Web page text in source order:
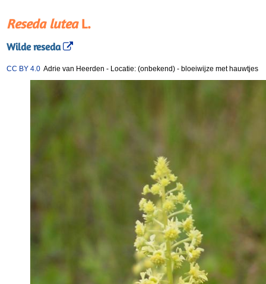
Reseda luteaL.
Wilde reseda
CC BY 4.0 Adrie van Heerden - Locatie: (onbekend) - bloeiwijze met hauwtjes